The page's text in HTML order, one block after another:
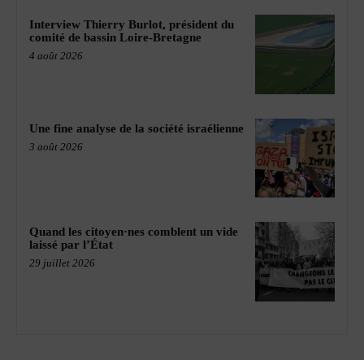
Interview Thierry Burlot, président du
comité de bassin Loire-Bretagne
4 août 2026
Une fine analyse de la société israélienne
3 août 2026
Quand les citoyen·nes comblent un vide
laissé par l’État
29 juillet 2026